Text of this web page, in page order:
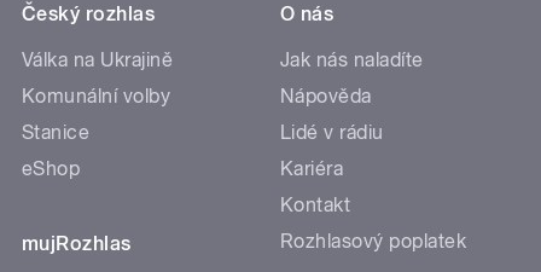
Český rozhlas
Válka na Ukrajině
Komunální volby
Stanice
eShop
mujRozhlas
O nás
Jak nás naladíte
Nápověda
Lidé v rádiu
Kariéra
Kontakt
Rozhlasový poplatek